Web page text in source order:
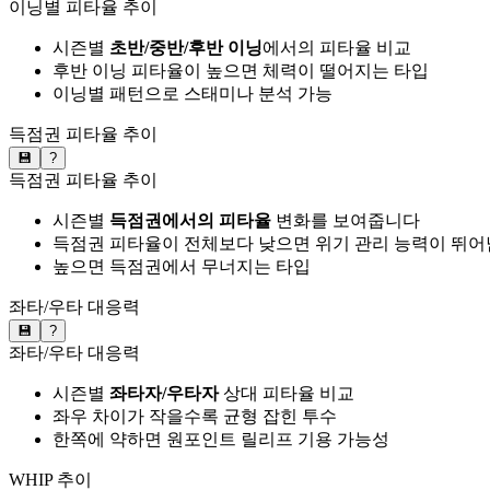
이닝별 피타율 추이
시즌별 초반/중반/후반 이닝에서의 피타율 비교
후반 이닝 피타율이 높으면 체력이 떨어지는 타입
이닝별 패턴으로 스태미나 분석 가능
득점권 피타율 추이
💾 ?
득점권 피타율 추이
시즌별 득점권에서의 피타율 변화를 보여줍니다
득점권 피타율이 전체보다 낮으면 위기 관리 능력이 뛰어
높으면 득점권에서 무너지는 타입
좌타/우타 대응력
💾 ?
좌타/우타 대응력
시즌별 좌타자/우타자상대 피타율 비교
좌우 차이가 작을수록 균형 잡힌 투수
한쪽에 약하면 원포인트 릴리프 기용 가능성
WHIP 추이